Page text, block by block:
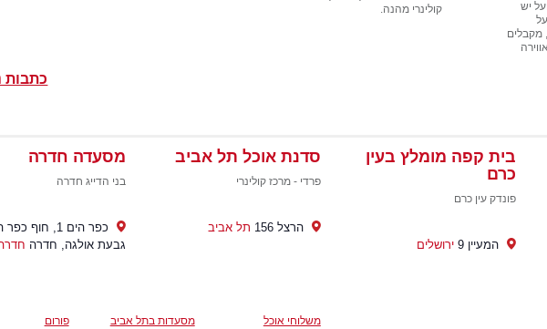
יש
מקבלים
קולינרי מהנה.
כתבות
בית קפה מומלץ בעין
כרם
פונדק עין כרם
המעיין 9 ירושלים
סדנת אוכל תל אביב
פרדי - מרכז קולינרי
הרצל 156 תל אביב
מסעדה חדרה
בני הדייג חדרה
כפר הים 1, חוף
גבעת אולגה, חדרה
משלוחי אוכל
מסעדות בתל אביב
פורום